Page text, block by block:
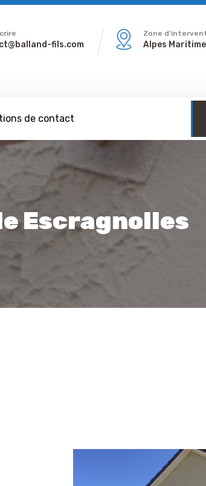
fils.com
Zone
Alpes
de contact
Escragnolles